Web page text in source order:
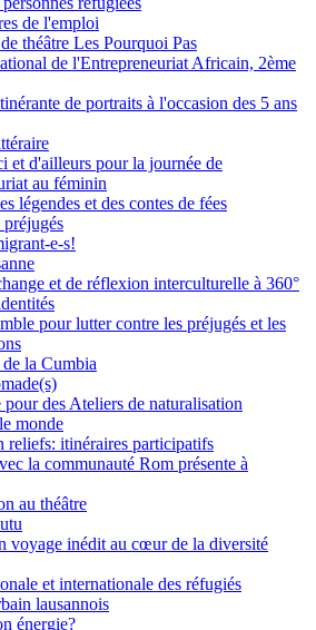
de l'emploi
théâtre Les Pourquoi Pas
de l'Entrepreneuriat Africain, 2ème
de portraits à l'occasion des 5 ans
et d'ailleurs pour la journée de
au féminin
légendes et des contes de fées
e-s!
et de réflexion interculturelle à 360°
pour lutter contre les préjugés et les
la Cumbia
des Ateliers de naturalisation
monde
reliefs: itinéraires participatifs
la communauté Rom présente à
au théâtre
voyage inédit au cœur de la diversité
et internationale des réfugiés
lausannois
énergie?